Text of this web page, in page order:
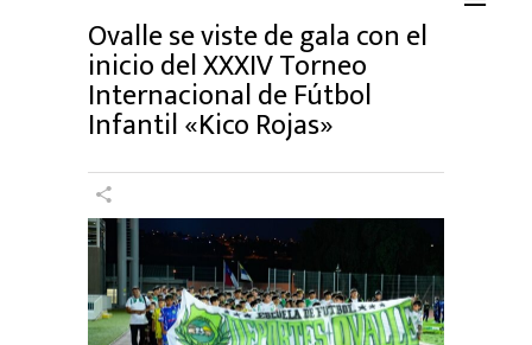
Ovalle se viste de gala con el
inicio del XXXIV Torneo
Internacional de Fútbol
Infantil «Kico Rojas»